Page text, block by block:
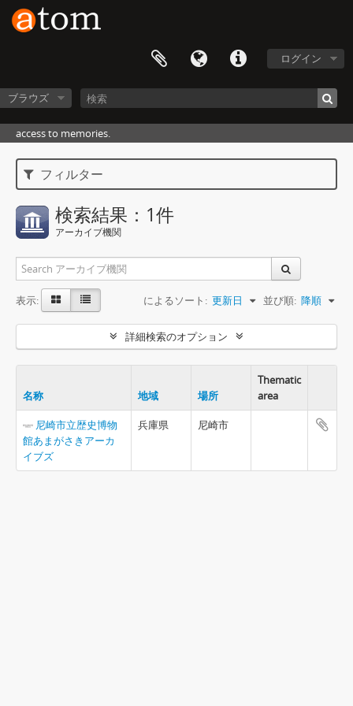
ログイン
ブラウズ
access to memories.
フィルター
検索結果：1件
アーカイブ機関
表示: によるソート: 更新日 並び順: 降順
詳細検索のオプション
名称 地域 場所
Thematic
area
尼崎市立歴史博物
館あまがさきアーカ
イブズ
兵庫県 尼崎市